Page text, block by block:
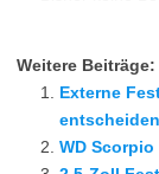
Weitere Beiträge:
Externe
WD